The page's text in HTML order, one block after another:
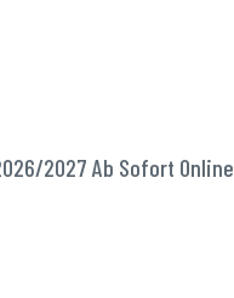
2027 Ab Sofort Online